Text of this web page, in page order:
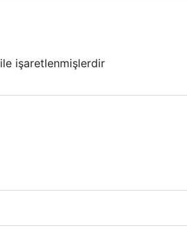
ile işaretlenmişlerdir